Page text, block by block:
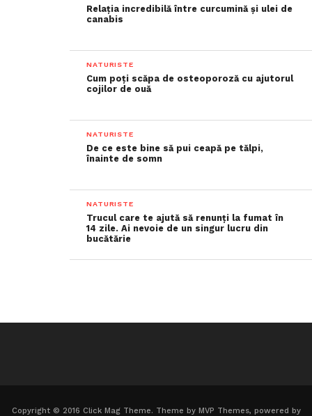
Relația incredibilă între curcumină și ulei de
canabis
NATURISTE
Cum poți scăpa de osteoporoză cu ajutorul
cojilor de ouă
NATURISTE
De ce este bine să pui ceapă pe tălpi,
înainte de somn
NATURISTE
Trucul care te ajută să renunți la fumat în
14 zile. Ai nevoie de un singur lucru din
bucătărie
Copyright © 2016 Click Mag Theme. Theme by MVP Themes, powered by